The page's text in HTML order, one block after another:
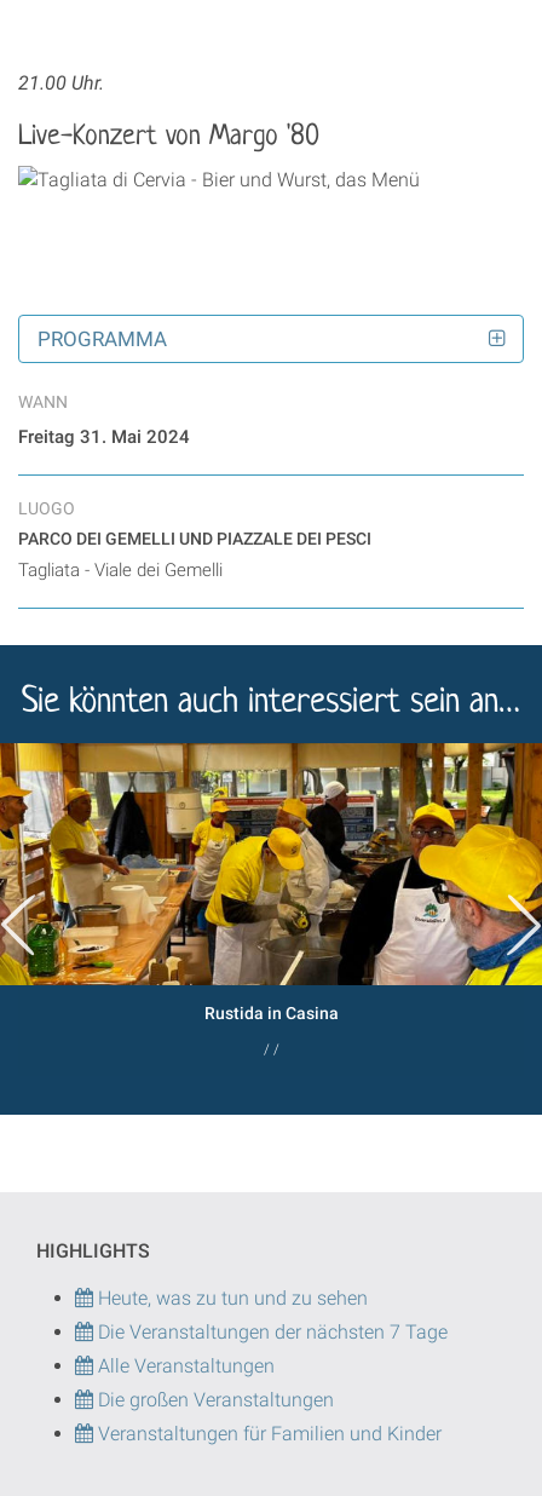
21.00 Uhr.
Live-Konzert von Margo '80
PROGRAMMA
WANN
Freitag 31. Mai 2024
LUOGO
PARCO DEI GEMELLI UND PIAZZALE DEI PESCI
Tagliata - Viale dei Gemelli
Sie könnten auch interessiert sein an…
Rustida in Casina
/ /
HIGHLIGHTS
Heute, was zu tun und zu sehen
Die Veranstaltungen der nächsten 7 Tage
Alle Veranstaltungen
Die großen Veranstaltungen
Veranstaltungen für Familien und Kinder